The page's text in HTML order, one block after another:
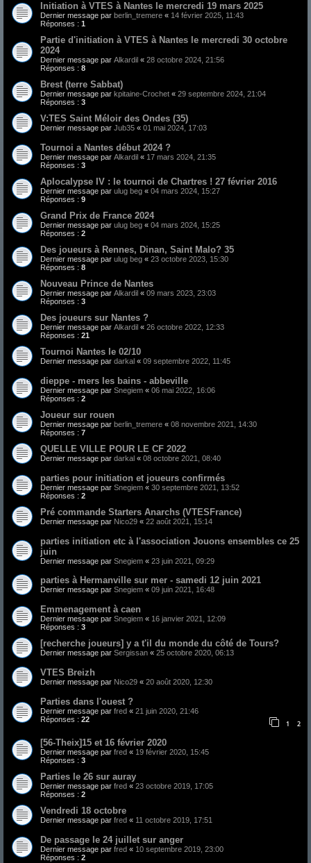
Initiation à VTES à Nantes le mercredi 19 mars 2025
Dernier message par berlin_tremere « 14 février 2025, 11:43
Réponses : 1
Partie d'initiation à VTES à Nantes le mercredi 30 octobre
2024
Dernier message par Alkardil « 28 octobre 2024, 21:56
Réponses : 8
Brest (terre Sabbat)
Dernier message par kpitaine-Crochet « 29 septembre 2024, 21:04
Réponses : 3
V:TES Saint Méloir des Ondes (35)
Dernier message par Jub35 « 01 mai 2024, 17:03
Tournoi a Nantes début 2024 ?
Dernier message par Alkardil « 17 mars 2024, 21:35
Réponses : 3
Aplocalypse IV : le tournoi de Chartres ! 27 février 2016
Dernier message par ulug beg « 04 mars 2024, 15:27
Réponses : 9
Grand Prix de France 2024
Dernier message par ulug beg « 04 mars 2024, 15:25
Réponses : 2
Des joueurs à Rennes, Dinan, Saint Malo? 35
Dernier message par ulug beg « 23 octobre 2023, 15:30
Réponses : 8
Nouveau Prince de Nantes
Dernier message par Alkardil « 09 mars 2023, 23:03
Réponses : 3
Des joueurs sur Nantes ?
Dernier message par Alkardil « 26 octobre 2022, 12:33
Réponses : 21
Tournoi Nantes le 02/10
Dernier message par darkal « 09 septembre 2022, 11:45
dieppe - mers les bains - abbeville
Dernier message par Snegiem « 06 mai 2022, 16:06
Réponses : 2
Joueur sur rouen
Dernier message par berlin_tremere « 08 novembre 2021, 14:30
Réponses : 7
QUELLE VILLE POUR LE CF 2022
Dernier message par darkal « 08 octobre 2021, 08:40
parties pour initiation et joueurs confirmés
Dernier message par Snegiem « 30 septembre 2021, 13:52
Réponses : 2
Pré commande Starters Anarchs (VTESFrance)
Dernier message par Nico29 « 22 août 2021, 15:14
parties initiation etc à l'association Jouons ensembles ce 25
juin
Dernier message par Snegiem « 23 juin 2021, 09:29
parties à Hermanville sur mer - samedi 12 juin 2021
Dernier message par Snegiem « 09 juin 2021, 16:48
Emmenagement à caen
Dernier message par Snegiem « 16 janvier 2021, 12:09
Réponses : 3
[recherche joueurs] y a t'il du monde du côté de Tours?
Dernier message par Sergissan « 25 octobre 2020, 06:13
VTES Breizh
Dernier message par Nico29 « 20 août 2020, 12:30
Parties dans l'ouest ?
Dernier message par fred « 21 juin 2020, 21:46
Réponses : 22 1 2
[56-Theix]15 et 16 février 2020
Dernier message par fred « 19 février 2020, 15:45
Réponses : 3
Parties le 26 sur auray
Dernier message par fred « 23 octobre 2019, 17:05
Réponses : 2
Vendredi 18 octobre
Dernier message par fred « 11 octobre 2019, 17:51
De passage le 24 juillet sur anger
Dernier message par fred « 10 septembre 2019, 23:00
Réponses : 2